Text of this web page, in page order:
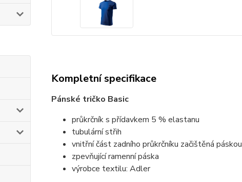
Kompletní specifikace
Pánské tričko Basic
průkrčník s přídavkem 5 % elastanu
tubulární střih
vnitřní část zadního průkrčníku začištěná páskou
zpevňující ramenní páska
výrobce textilu: Adler